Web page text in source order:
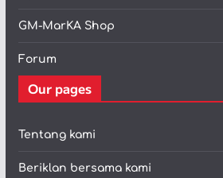
GM-MarKA Shop
Forum
Our pages
Tentang kami
Beriklan bersama kami